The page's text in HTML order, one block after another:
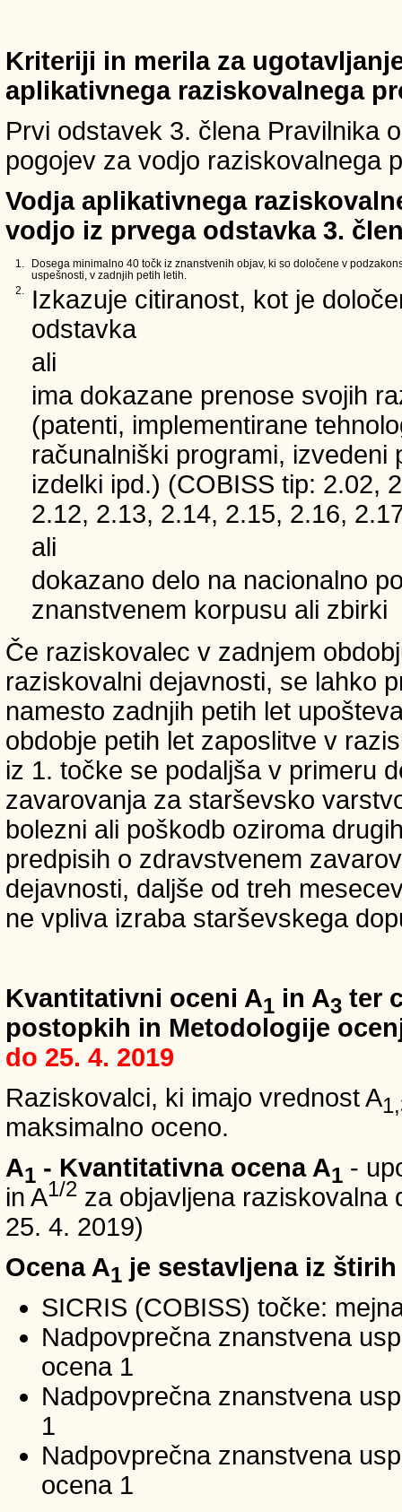
Kriteriji in merila za
aplikativnega raziskovalnega
Prvi odstavek 3. člena Pravilnika
pogojev za vodjo raziskovalnega
Vodja aplikativnega
vodjo iz prvega odstavka 3.
1.
Dosega minimalno 40 točk iz znanstvenih objav, ki so določene v
uspešnosti, v zadnjih petih letih.
2.
Izkazuje citiranost, kot je
odstavka
ali
ima dokazane prenose svojih
(patenti, implementirane
računalniški programi, izvedeni
izdelki ipd.) (COBISS tip: 2.02,
2.12, 2.13, 2.14, 2.15, 2.16,
ali
dokazano delo na nacionalno
znanstvenem korpusu ali zbirki
Če raziskovalec v zadnjem
raziskovalni dejavnosti, se lahko
namesto zadnjih petih let
obdobje petih let zaposlitve v
iz 1. točke se podaljša v primeru
zavarovanja za starševsko
bolezni ali poškodb oziroma
predpisih o zdravstvenem
dejavnosti, daljše od treh
ne vpliva izraba starševskega
Kvantitativni oceni A1 in A3 ter
postopkih in Metodologije
do 25. 4. 2019
Raziskovalci, ki imajo vrednost A
maksimalno oceno.
A1 - Kvantitativna ocena A1 -
in A1/2 za objavljena raziskovalna
25. 4. 2019)
Ocena A1 je sestavljena iz
SICRIS (COBISS) točke:
Nadpovprečna znanstvena
ocena 1
Nadpovprečna znanstvena
1
Nadpovprečna znanstvena
ocena 1